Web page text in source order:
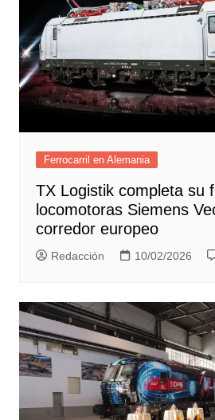
Ferrocarril en Alemania
TX Logistik completa su
locomotoras Siemens
corredor europeo
Redacción 10/02/2026